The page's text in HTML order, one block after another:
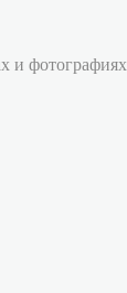
и фотографиях